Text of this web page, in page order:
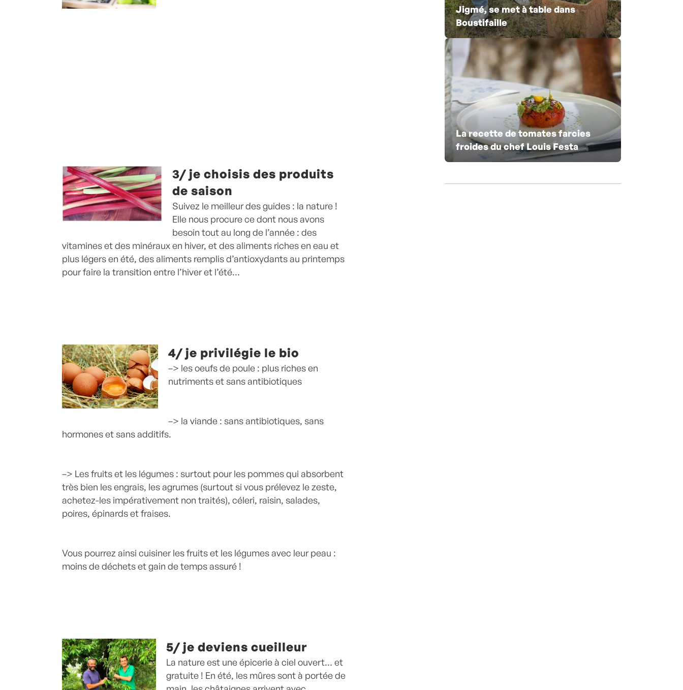
3/ je choisis des produits
de saison
Suivez le meilleur des guides : la nature !
Elle nous procure ce dont nous avons
besoin tout au long de l’année : des
vitamines et des minéraux en hiver, et des aliments riches en eau et
plus légers en été, des aliments remplis d’antioxydants au printemps
pour faire la transition entre l’hiver et l’été…
4/ je privilégie le bio
–> les oeufs de poule : plus riches en
nutriments et sans antibiotiques
–> la viande : sans antibiotiques, sans
hormones et sans additifs.
–> Les fruits et les légumes : surtout pour les pommes qui absorbent
très bien les engrais, les agrumes (surtout si vous prélevez le zeste,
achetez-les impérativement non traités), céleri, raisin, salades,
poires, épinards et fraises.
Vous pourrez ainsi cuisiner les fruits et les légumes avec leur peau :
moins de déchets et gain de temps assuré !
5/ je deviens cueilleur
La nature est une épicerie à ciel ouvert… et
gratuite ! En été, les mûres sont à portée de
Jigmé, se met à table dans
Boustifaille
La recette de tomates farcies
froides du chef Louis Festa